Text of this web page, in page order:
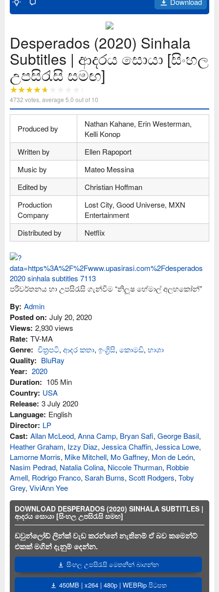
Desperados (2020) Sinhala
Subtitles | ආදරය සොයා [සිංහල
උපසිරැසි සමඟ]
4732 votes, average 5.0 out of 10
Produced by
Nathan Kahane, Erin Westerman,
Kelli Konop
Written by
Ellen Rapoport
Music by
Mateo Messina
Edited by
Christian Hoffman
Production
Company
Lost City, Good Universe, MXN
Entertainment
Distributed by
Netflix
පරිවර්තනය හා උපසිරැසි ගැන්වීම “නිලූෂ හේමාල් අලහකෝන්”
By: Admin
Posted on: July 20, 2020
Views: 2,930 views
Rate: TV-MA
Genre: චිත්‍රපටි, ආද‍ර කතා, ඉංග්‍රිසි, කොමඩි, භාශා
Quality: BluRay
Year: 2020
Duration: 105 Min
Country: USA
Release: 3 July 2020
Language: English
Director: LP
Cast: Allan McLeod, Anna Camp, Bryan Safi, George Basil,
Heather Graham, Izzy Diaz, Jessica Chaffin, Jessica Lowe,
Lamorne Morris, Mike Mitchell, Mo Gaffney, Mon de León,
Nasim Pedrad, Natalia Colina, Niccole Thurman, Robbie
Amell, Rodrigo Franco, Sarah Burns, Scott Rodgers, Toby
Grey, ViviAnn Yee
DOWNLOAD DESPERADOS (2020) SINHALA SUBTITLES |
ආදරය සොයා [සිංහල උපසිරැසි සමඟ]
ඩවුන්ලෝඩ් ලින්ක් වැඩ කරන්නේ නැතිනම් ඒ බව කමෙන්ට්
එකක් මගින් දැනුම් දෙන්න.
සිංහල උපසිරැසි මෙතනින් බාගන්න
450MB | x264 | 480p | WEBRip පිටපත